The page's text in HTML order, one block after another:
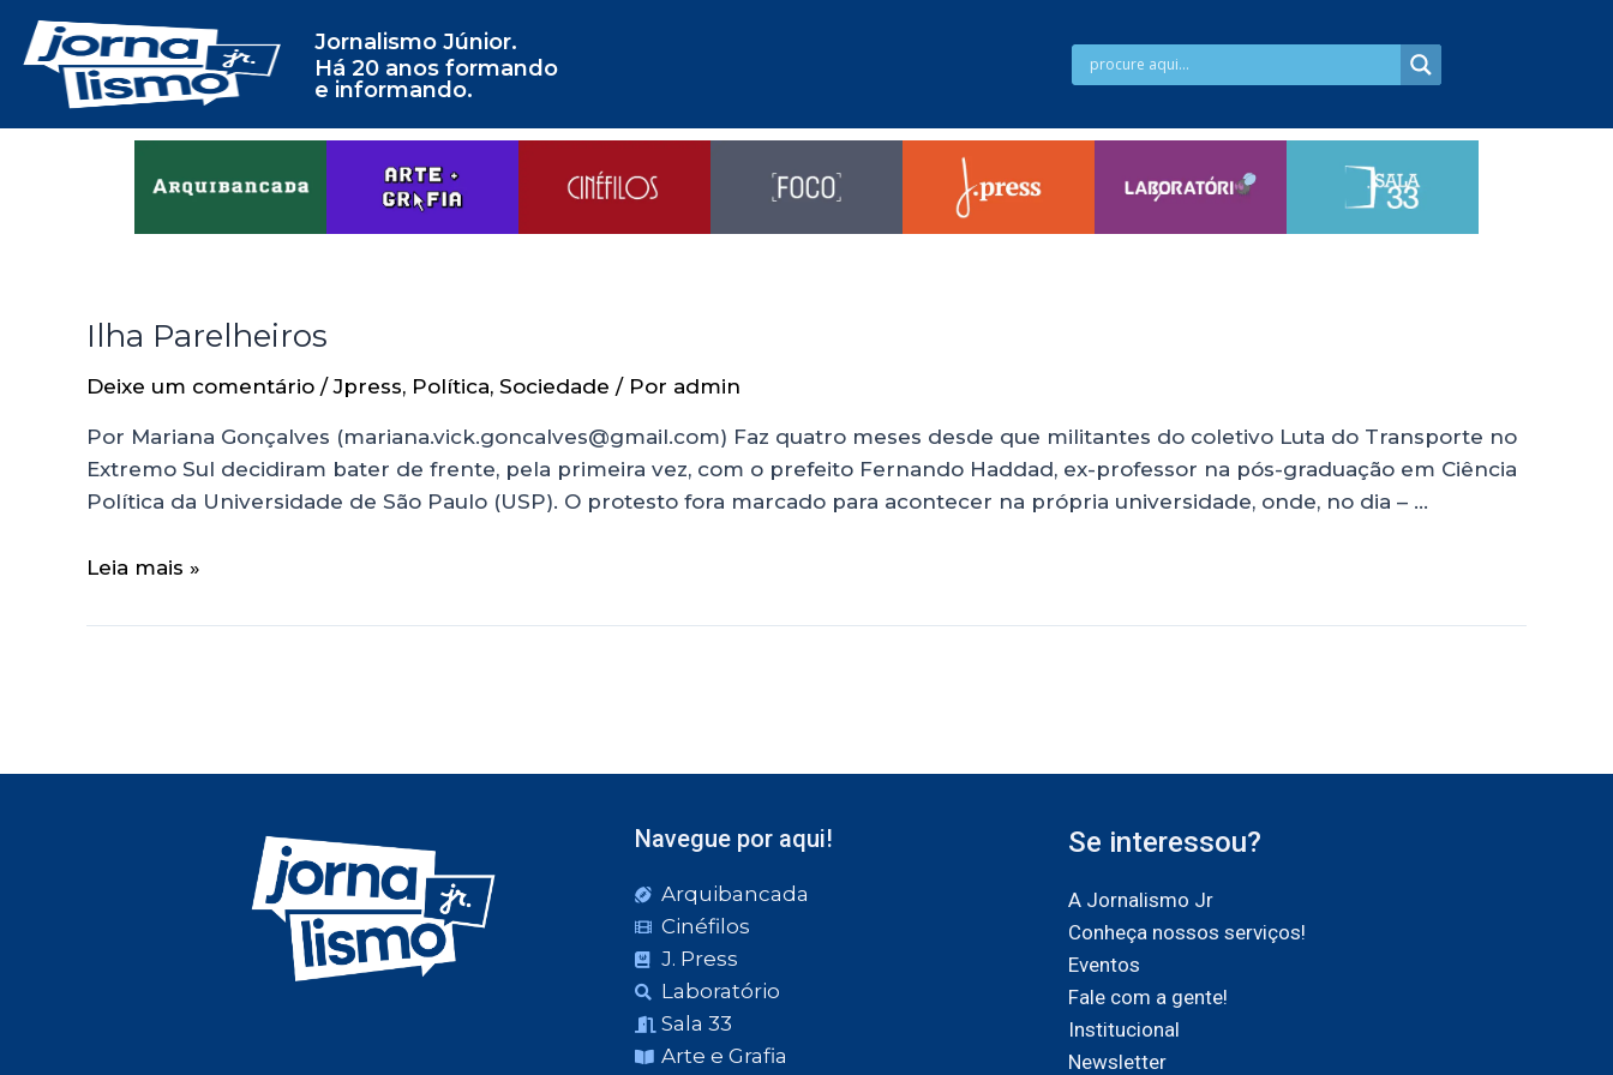
Jornalismo Júnior.
Há 20 anos formando
e informando.
Ilha Parelheiros
Deixe um comentário /Jpress, Política, Sociedade / Por admin
Por Mariana Gonçalves (mariana.vick.goncalves@gmail.com) Faz quatro meses desde que militantes do coletivo Luta do Transporte no
Extremo Sul decidiram bater de frente, pela primeira vez, com o prefeito Fernando Haddad, ex-professor na pós-graduação em Ciência
Política da Universidade de São Paulo (USP). O protesto fora marcado para acontecer na própria universidade, onde, no dia – …
Leia mais »
Navegue por aqui!
Arquibancada
Cinéfilos
J. Press
Laboratório
Sala 33
Arte e Grafia
Se interessou?
A Jornalismo Jr
Conheça nossos serviços!
Eventos
Fale com a gente!
Institucional
Newsletter